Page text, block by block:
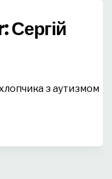
Сергій
з аутизмом